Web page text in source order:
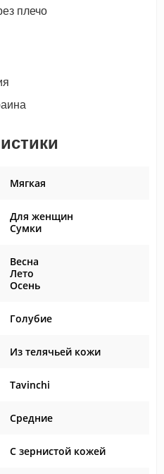
плечо
Мягкая
Для женщин
Сумки
Весна
Лето
Осень
Голубие
Из телячьей кожи
Tavinchi
Средние
С зернистой кожей